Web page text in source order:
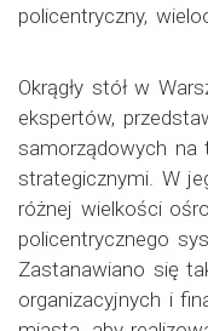
policentryczny,
Okrągły stół w
ekspertów,
samorządowych na
strategicznymi. W
różnej wielkości
policentrycznego
Zastanawiano się
organizacyjnych i